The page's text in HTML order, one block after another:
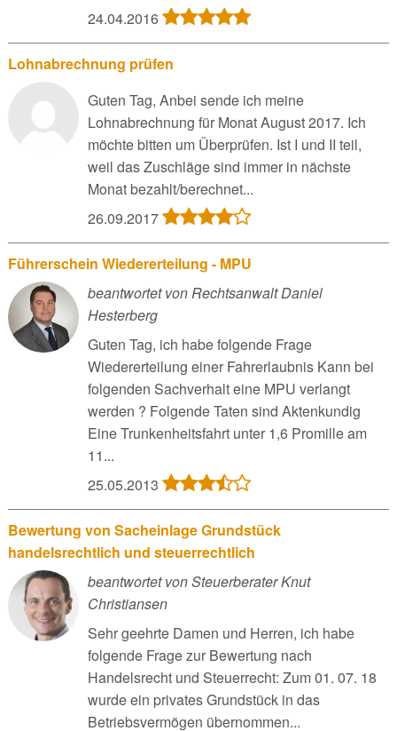
24.04.2016
Lohnabrechnung prüfen
Guten Tag, Anbei sende ich meine
Lohnabrechnung für Monat August 2017. Ich
möchte bitten um Überprüfen. Ist I und II teil,
weil das Zuschläge sind immer in nächste
Monat bezahlt/berechnet...
26.09.2017
Führerschein Wiedererteilung - MPU
beantwortet von Rechtsanwalt Daniel
Hesterberg
Guten Tag, ich habe folgende Frage
Wiedererteilung einer Fahrerlaubnis Kann bei
folgenden Sachverhalt eine MPU verlangt
werden ? Folgende Taten sind Aktenkundig
Eine Trunkenheitsfahrt unter 1,6 Promille am
11...
25.05.2013
Bewertung von Sacheinlage Grundstück
handelsrechtlich und steuerrechtlich
beantwortet von Steuerberater Knut
Christiansen
Sehr geehrte Damen und Herren, ich habe
folgende Frage zur Bewertung nach
Handelsrecht und Steuerrecht: Zum 01. 07. 18
wurde ein privates Grundstück in das
Betriebsvermögen übernommen...